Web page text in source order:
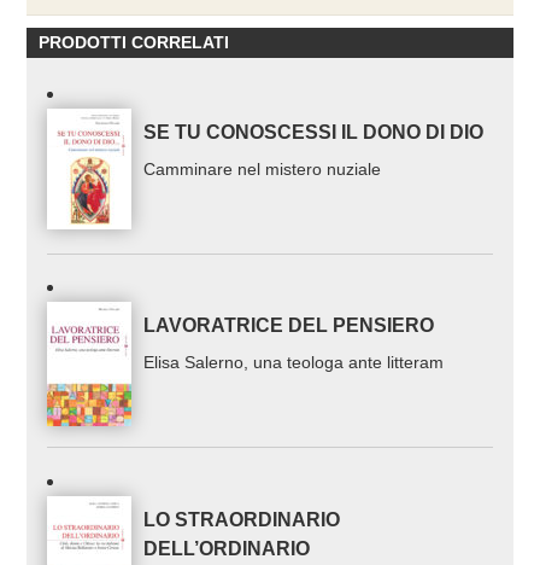
PRODOTTI CORRELATI
SE TU CONOSCESSI IL DONO DI DIO
Camminare nel mistero nuziale
LAVORATRICE DEL PENSIERO
Elisa Salerno, una teologa ante litteram
LO STRAORDINARIO
DELL’ORDINARIO